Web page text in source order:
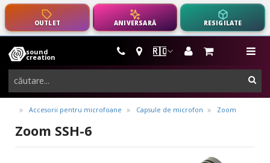
OUTLET ANIVERSARĂ RESIGILATE
🇷🇴
sound
creation
instrumente
muzicale,
echipamente
pro-
audio
Accesorii pentru microfoane Capsule de microfon Zoom
Zoom SSH-6